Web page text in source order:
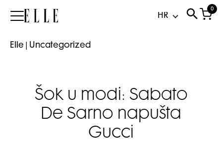
Elle
0
Elle Uncategorized
Šok u modi: Sabato
De Sarno napušta
Gucci